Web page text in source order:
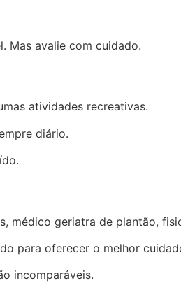
Mas avalie com cuidado.
atividades recreativas.
diário.
médico geriatra de plantão,
para oferecer o melhor
incomparáveis.